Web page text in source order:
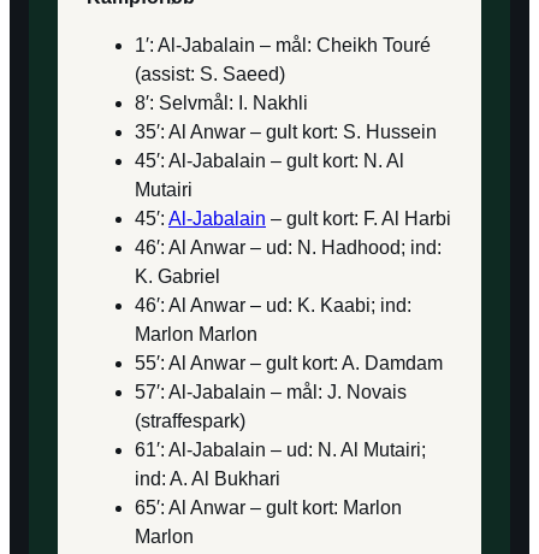
1′: Al-Jabalain – mål: Cheikh Touré
(assist: S. Saeed)
8′: Selvmål: I. Nakhli
35′: Al Anwar – gult kort: S. Hussein
45′: Al-Jabalain – gult kort: N. Al
Mutairi
45′: Al-Jabalain – gult kort: F. Al Harbi
46′: Al Anwar – ud: N. Hadhood; ind:
K. Gabriel
46′: Al Anwar – ud: K. Kaabi; ind:
Marlon Marlon
55′: Al Anwar – gult kort: A. Damdam
57′: Al-Jabalain – mål: J. Novais
(straffespark)
61′: Al-Jabalain – ud: N. Al Mutairi;
ind: A. Al Bukhari
65′: Al Anwar – gult kort: Marlon
Marlon